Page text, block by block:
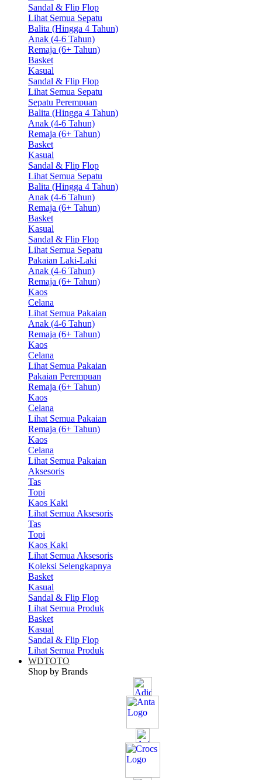
Sandal & Flip Flop
Lihat Semua Sepatu
Balita (Hingga 4 Tahun)
Anak (4-6 Tahun)
Remaja (6+ Tahun)
Basket
Kasual
Sandal & Flip Flop
Lihat Semua Sepatu
Sepatu Perempuan
Balita (Hingga 4 Tahun)
Anak (4-6 Tahun)
Remaja (6+ Tahun)
Basket
Kasual
Sandal & Flip Flop
Lihat Semua Sepatu
Balita (Hingga 4 Tahun)
Anak (4-6 Tahun)
Remaja (6+ Tahun)
Basket
Kasual
Sandal & Flip Flop
Lihat Semua Sepatu
Pakaian Laki-Laki
Anak (4-6 Tahun)
Remaja (6+ Tahun)
Kaos
Celana
Lihat Semua Pakaian
Anak (4-6 Tahun)
Remaja (6+ Tahun)
Kaos
Celana
Lihat Semua Pakaian
Pakaian Perempuan
Remaja (6+ Tahun)
Kaos
Celana
Lihat Semua Pakaian
Remaja (6+ Tahun)
Kaos
Celana
Lihat Semua Pakaian
Aksesoris
Tas
Topi
Kaos Kaki
Lihat Semua Aksesoris
Tas
Topi
Kaos Kaki
Lihat Semua Aksesoris
Koleksi Selengkapnya
Basket
Kasual
Sandal & Flip Flop
Lihat Semua Produk
Basket
Kasual
Sandal & Flip Flop
Lihat Semua Produk
WDTOTO
Shop by Brands